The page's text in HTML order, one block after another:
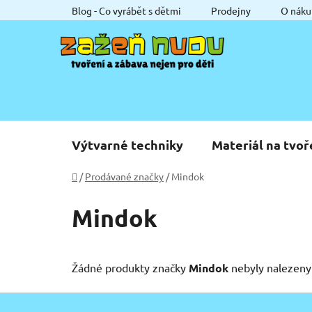
na
Blog - Co vyrábět s dětmi Prodejny O
Výtvarné techniky Materiál na
Domů
/ Prodávané značky / Mindok
Mindok
Žádné produkty značky Mindok nebyly nalezeny...